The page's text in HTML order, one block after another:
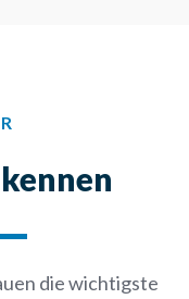
die wichtigste